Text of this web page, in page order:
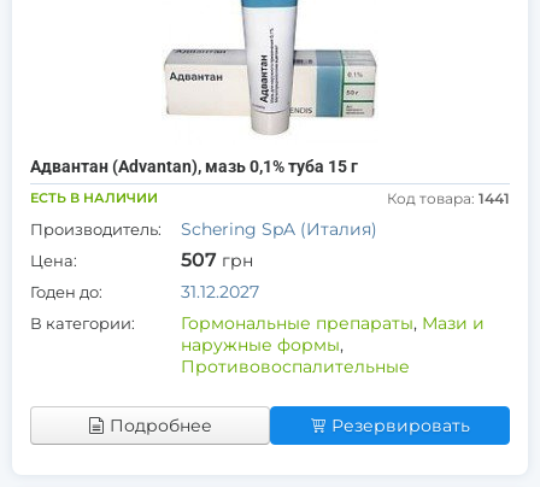
Адвантан (Advantan), мазь 0,1% туба 15 г
ЕСТЬ В НАЛИЧИИ Код товара: 1441
Производитель: Schering SpA (Италия)
Цена: 507 грн
Годен до: 31.12.2027
В категории: Гормональные препараты, Мази и
наружные формы,
Противовоспалительные
Подробнее Резервировать